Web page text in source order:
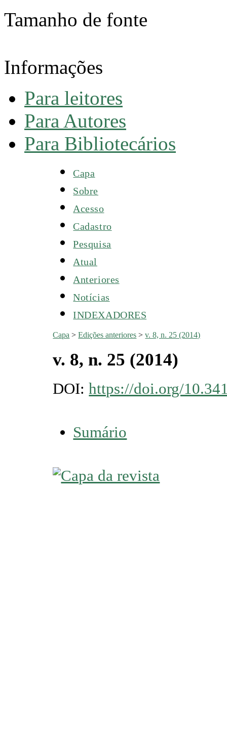
Tamanho de fonte
Informações
Para leitores
Para Autores
Para Bibliotecários
Capa
Sobre
Acesso
Cadastro
Pesquisa
Atual
Anteriores
Notícias
INDEXADORES
Capa >Edições anteriores >v. 8, n. 25 (2014)
v. 8, n. 25 (2014)
DOI:https://doi.org/
Sumário